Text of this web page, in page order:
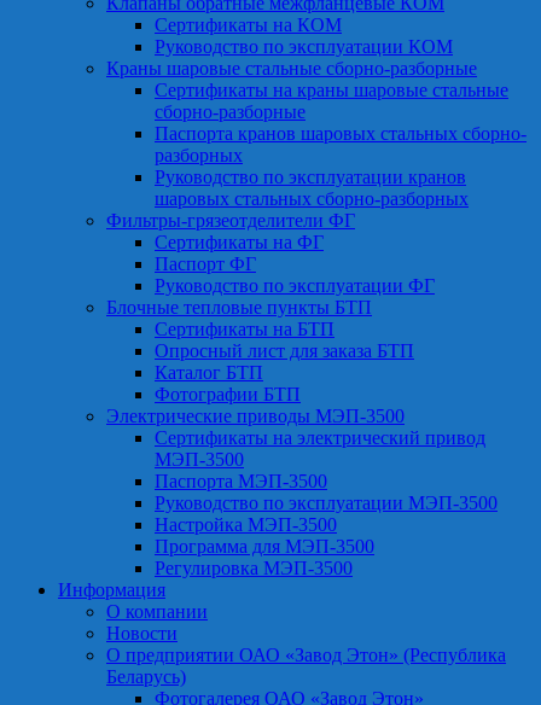
Сертификаты на КОМ
Руководство по эксплуатации КОМ
Краны шаровые стальные сборно-разборные
Сертификаты на краны шаровые стальные
сборно-разборные
Паспорта кранов шаровых стальных сборно-
разборных
Руководство по эксплуатации кранов
шаровых стальных сборно-разборных
Фильтры-грязеотделители ФГ
Сертификаты на ФГ
Паспорт ФГ
Руководство по эксплуатации ФГ
Блочные тепловые пункты БТП
Сертификаты на БТП
Опросный лист для заказа БТП
Каталог БТП
Фотографии БТП
Электрические приводы МЭП-3500
Сертификаты на электрический привод
МЭП-3500
Паспорта МЭП-3500
Руководство по эксплуатации МЭП-3500
Настройка МЭП-3500
Программа для МЭП-3500
Регулировка МЭП-3500
Информация
О компании
Новости
О предприятии ОАО «Завод Этон» (Республика
Беларусь)
Фотогалерея ОАО «Завод Этон»